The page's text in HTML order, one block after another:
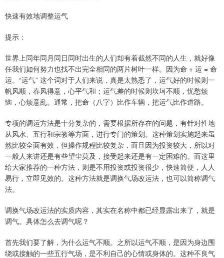
快速有效地调整运气
提示：
世界上同年同月同日同时出生的人们却有着截然不同的人生，就好像
任我们如何努力也找不出完全相同的两片树叶一样。因为命 + 运 = 命
运。“运气” 这个词对于人们来说，真是太熟悉了，运气好的时候则一
帆风顺，春风得意，心平气和；运气差的时候则坎坷不顺，忧愁烦
恼，心烦意乱。通常，把命（八字）比作车辆，把运气比作道路。
专项的调运方法是十分复杂的，需要根据所存在的问题，有针对性地
从风水、五行和宗教等方面，进行专门的策划。这种策划实施起来虽
然比较全面有效，但操作规程比较复杂，而且因为投资较大，所以对
一般人来讲还是有些望尘莫及，接受起来还是有一定困难的。而这里
给大家推荐的一种方法，则是不用投资或投资很少，快速简便，人人
易行，立即见效的。这种方法就是调换气场改运法，也可以简称调气
法。
调换气场改运法的实质内容，其实在名称中都已经显露出来了，就是
调气。具体怎么去调气呢？
首先我们要了解，为什么运气不顺。之所以运气不顺，是因为身边围
绕或接触的一些五行气场，是不利自己的心情或身体的。这种不良气